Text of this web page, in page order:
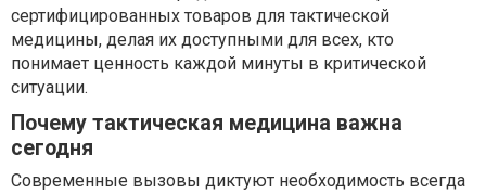
сертифицированных товаров для тактической
медицины, делая их доступными для всех, кто
понимает ценность каждой минуты в критической
ситуации.
Почему тактическая медицина важна
сегодня
Современные вызовы диктуют необходимость всегда